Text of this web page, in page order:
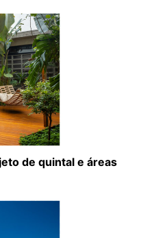
de quintal e áreas